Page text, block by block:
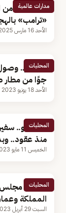
مدارات عالمية
مستشار الأمن
«ترامب»
الأحد 16 مارس 2025
المحليات
بالصور..
جوًا من مطار
الأحد 18 يونيو 2023
المحليات
بالفيديو..
منذ عقود.. وبدأنا 299 مشروعًا
الخميس 11 مايو 2023
المحليات
أعضاء مجلس
المملكة
السبت 29 أبريل 2023